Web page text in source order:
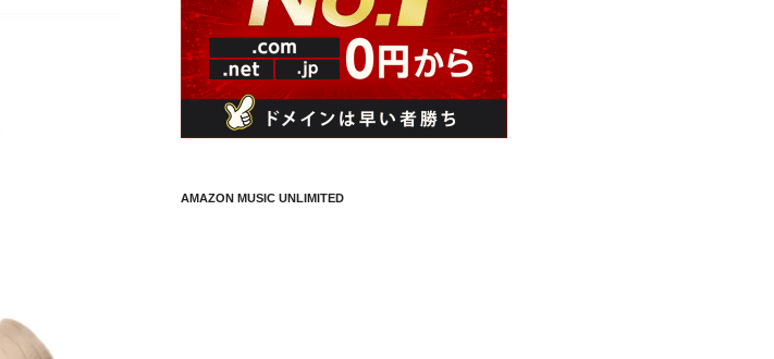
AMAZON MUSIC UNLIMITED